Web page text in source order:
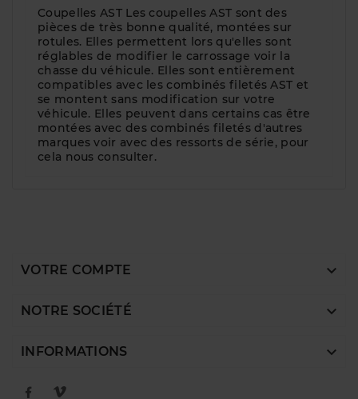
Coupelles AST Les coupelles AST sont des
pièces de très bonne qualité, montées sur
rotules. Elles permettent lors qu'elles sont
réglables de modifier le carrossage voir la
chasse du véhicule. Elles sont entièrement
compatibles avec les combinés filetés AST et
se montent sans modification sur votre
véhicule. Elles peuvent dans certains cas être
montées avec des combinés filetés d'autres
marques voir avec des ressorts de série, pour
cela nous consulter.
VOTRE COMPTE 
NOTRE SOCIÉTÉ 
INFORMATIONS 